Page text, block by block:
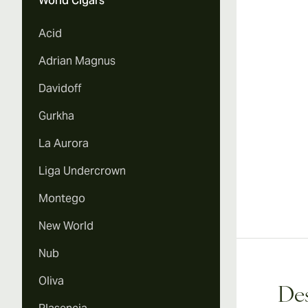
Acid
Adrian Magnus
Davidoff
Gurkha
La Aurora
Liga Undercrown
Montego
New World
Nub
Oliva